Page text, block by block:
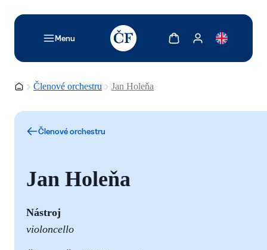
Menu
TODO: Add description for reader
Zobrazit košíkZobrazit můj účet
Domovská stránka
Členové orchestru Jan Holeňa
Členové orchestru
Jan Holeňa
Nástroj
violoncello